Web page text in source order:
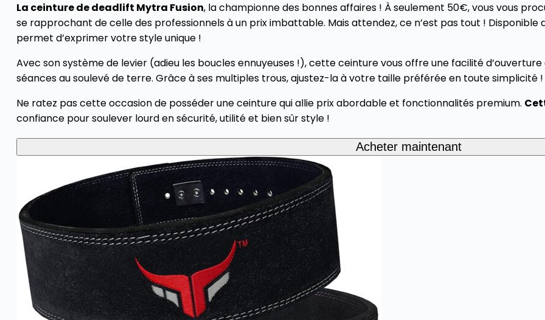
La ceinture de deadlift Mytra Fusion, la championne des bonnes affaires ! À seulement 50€, vous vous
se rapprochant de celle des professionnels à un prix imbattable. Mais attendez, ce n’est pas tout ! Disponible
permet d’exprimer votre style unique !
Avec son système de levier (adieu les boucles ennuyeuses !), cette ceinture vous offre une facilité
séances au soulevé de terre. Grâce à ses multiples trous, ajustez-la à votre taille préférée en toute simplicité !
Ne ratez pas cette occasion de posséder une ceinture qui allie prix abordable et fonctionnalités premium.
confiance pour soulever lourd en sécurité, utilité et bien sûr style !
Acheter maintenant